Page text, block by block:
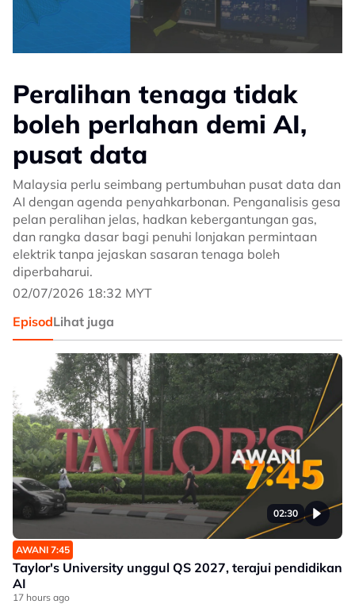
Peralihan tenaga tidak
boleh perlahan demi AI,
pusat data
Malaysia perlu seimbang pertumbuhan pusat data dan
AI dengan agenda penyahkarbonan. Penganalisis gesa
pelan peralihan jelas, hadkan kebergantungan gas,
dan rangka dasar bagi penuhi lonjakan permintaan
elektrik tanpa jejaskan sasaran tenaga boleh
diperbaharui.
02/07/2026 18:32 MYT
EpisodLihat juga
02:30
AWANI 7:45
Taylor's University unggul QS 2027, terajui pendidikan
AI
17 hours ago